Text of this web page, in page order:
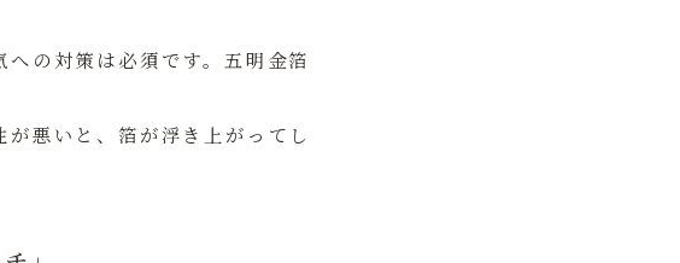
への対策は必須です。五明金箔
悪いと、箔が浮き上がってし